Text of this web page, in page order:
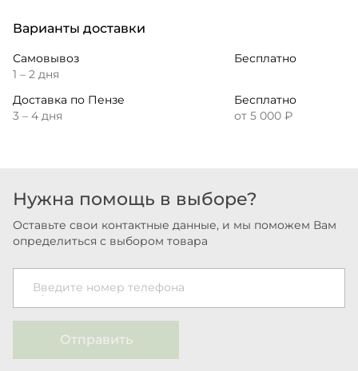
Варианты доставки
Самовывоз
1 – 2 дня
Бесплатно
Доставка по Пензе
3 – 4 дня
Бесплатно
от 5 000 ₽
Нужна помощь в выборе?
Оставьте свои контактные данные, и мы поможем Вам
определиться с выбором товара
Введите номер телефона
Отправить